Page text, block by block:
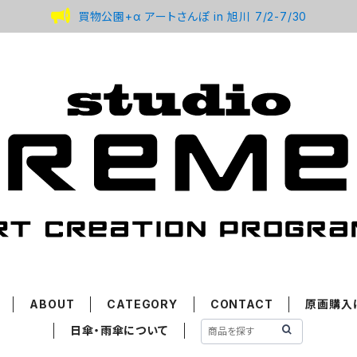
買物公園+α アートさんぽ in 旭川 7/2-7/30
ABOUT CATEGORY CONTACT
原画購入
日傘・雨傘について